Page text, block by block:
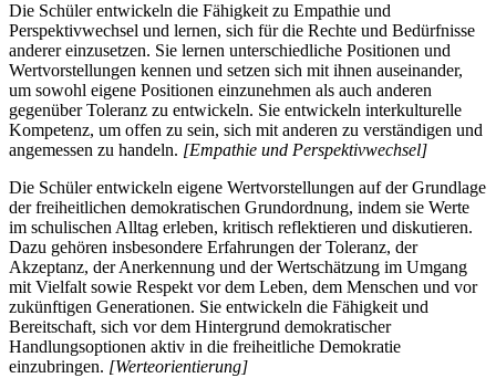
Die Schüler entwickeln die Fähigkeit zu Empathie und
Perspektivwechsel und lernen, sich für die Rechte und Bedürfnisse
anderer einzusetzen. Sie lernen unterschiedliche Positionen und
Wertvorstellungen kennen und setzen sich mit ihnen auseinander,
um sowohl eigene Positionen einzunehmen als auch anderen
gegenüber Toleranz zu entwickeln. Sie entwickeln interkulturelle
Kompetenz, um offen zu sein, sich mit anderen zu verständigen und
angemessen zu handeln. [Empathie und Perspektivwechsel]
Die Schüler entwickeln eigene Wertvorstellungen auf der Grundlage
der freiheitlichen demokratischen Grundordnung, indem sie Werte
im schulischen Alltag erleben, kritisch reflektieren und diskutieren.
Dazu gehören insbesondere Erfahrungen der Toleranz, der
Akzeptanz, der Anerkennung und der Wertschätzung im Umgang
mit Vielfalt sowie Respekt vor dem Leben, dem Menschen und vor
zukünftigen Generationen. Sie entwickeln die Fähigkeit und
Bereitschaft, sich vor dem Hintergrund demokratischer
Handlungsoptionen aktiv in die freiheitliche Demokratie
einzubringen. [Werteorientierung]